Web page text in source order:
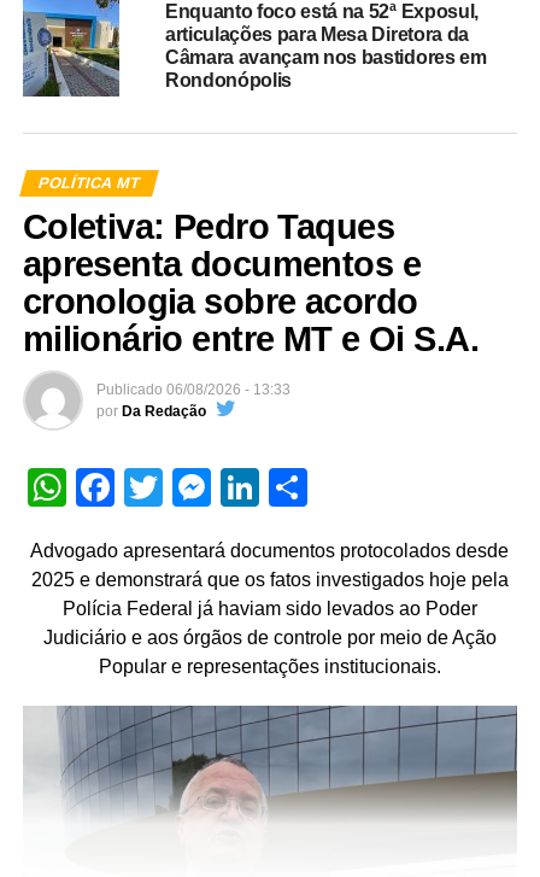
Enquanto foco está na 52ª Exposul,
articulações para Mesa Diretora da
Câmara avançam nos bastidores em
Rondonópolis
POLÍTICA MT
Coletiva: Pedro Taques
apresenta documentos e
cronologia sobre acordo
milionário entre MT e Oi S.A.
Publicado 06/08/2026 - 13:33
por Da Redação
WhatsApp
Facebook
TwitterMessenger
LinkedIn
Advogado apresentará documentos protocolados desde
2025 e demonstrará que os fatos investigados hoje pela
Polícia Federal já haviam sido levados ao Poder
Judiciário e aos órgãos de controle por meio de Ação
Popular e representações institucionais.